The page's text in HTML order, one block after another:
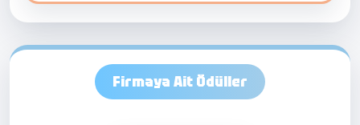
Firmaya Ait Ödüller